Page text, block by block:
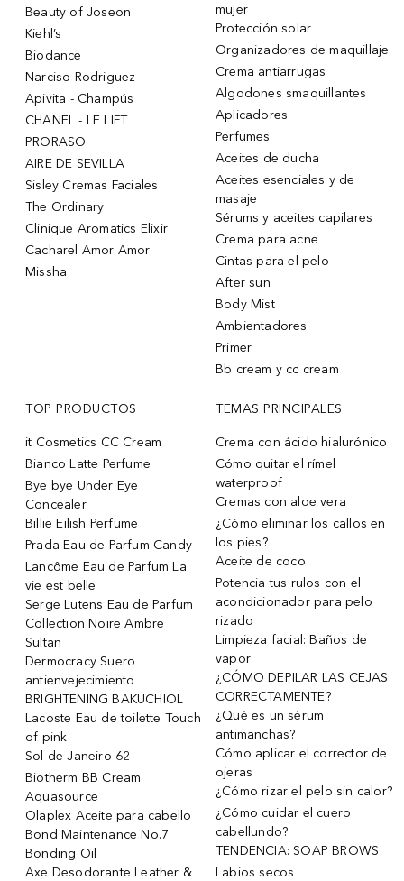
Beauty of Joseon
Kiehl’s
Biodance
Narciso Rodriguez
Apivita - Champús
CHANEL - LE LIFT
PRORASO
AIRE DE SEVILLA
Sisley Cremas Faciales
The Ordinary
Clinique Aromatics Elixir
Cacharel Amor Amor
Missha
mujer
Protección solar
Organizadores de maquillaje
Crema antiarrugas
Algodones smaquillantes
Aplicadores
Perfumes
Aceites de ducha
Aceites esenciales y de
masaje
Sérums y aceites capilares
Crema para acne
Cintas para el pelo
After sun
Body Mist
Ambientadores
Primer
Bb cream y cc cream
TOP PRODUCTOS
it Cosmetics CC Cream
Bianco Latte Perfume
Bye bye Under Eye
Concealer
Billie Eilish Perfume
Prada Eau de Parfum Candy
Lancôme Eau de Parfum La
vie est belle
Serge Lutens Eau de Parfum
Collection Noire Ambre
Sultan
Dermocracy Suero
antienvejecimiento
BRIGHTENING BAKUCHIOL
Lacoste Eau de toilette Touch
of pink
Sol de Janeiro 62
Biotherm BB Cream
Aquasource
Olaplex Aceite para cabello
Bond Maintenance No.7
Bonding Oil
Axe Desodorante Leather &
TEMAS PRINCIPALES
Crema con ácido hialurónico
Cómo quitar el rímel
waterproof
Cremas con aloe vera
¿Cómo eliminar los callos en
los pies?
Aceite de coco
Potencia tus rulos con el
acondicionador para pelo
rizado
Limpieza facial: Baños de
vapor
¿CÓMO DEPILAR LAS CEJAS
CORRECTAMENTE?
¿Qué es un sérum
antimanchas?
Cómo aplicar el corrector de
ojeras
¿Cómo rizar el pelo sin calor?
¿Cómo cuidar el cuero
cabellundo?
TENDENCIA: SOAP BROWS
Labios secos